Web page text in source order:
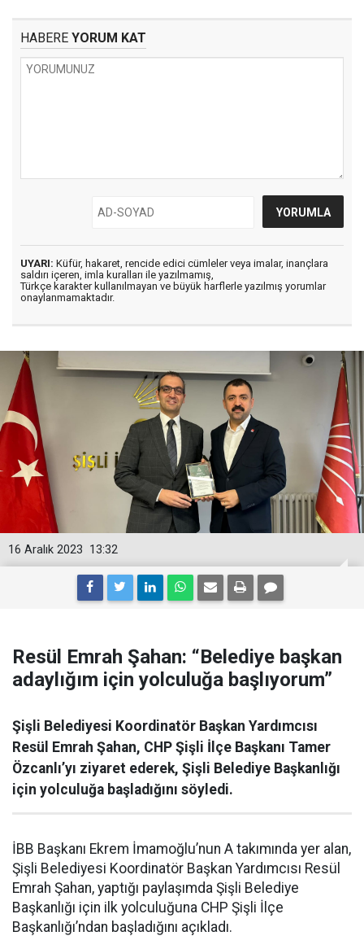
HABERE YORUM KAT
UYARI: Küfür, hakaret, rencide edici cümleler veya imalar, inançlara
saldırı içeren, imla kuralları ile yazılmamış,
Türkçe karakter kullanılmayan ve büyük harflerle yazılmış yorumlar
onaylanmamaktadır.
13:32
16 Aralık 2023
Resül Emrah Şahan: “Belediye başkan
adaylığım için yolculuğa başlıyorum”
Şişli Belediyesi Koordinatör Başkan Yardımcısı
Resül Emrah Şahan, CHP Şişli İlçe Başkanı Tamer
Özcanlı’yı ziyaret ederek, Şişli Belediye Başkanlığı
için yolculuğa başladığını söyledi.
İBB Başkanı Ekrem İmamoğlu’nun A takımında yer alan,
Şişli Belediyesi Koordinatör Başkan Yardımcısı Resül
Emrah Şahan, yaptığı paylaşımda Şişli Belediye
Başkanlığı için ilk yolculuğuna CHP Şişli İlçe
Başkanlığı’ndan başladığını açıkladı.